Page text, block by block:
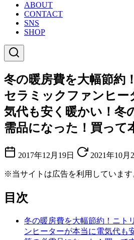
ABOUT
CONTACT
SNS
SHOP
冬の暖房費を大幅節約
セラミックファンヒー
気代も安く暖かい！冬
需品になった！買って
2017年12月19日 2021年10月
※当サイトは広告を利用しています
目次
冬の暖房費を大幅節約！ニト
ンヒーターが本当に電気代も